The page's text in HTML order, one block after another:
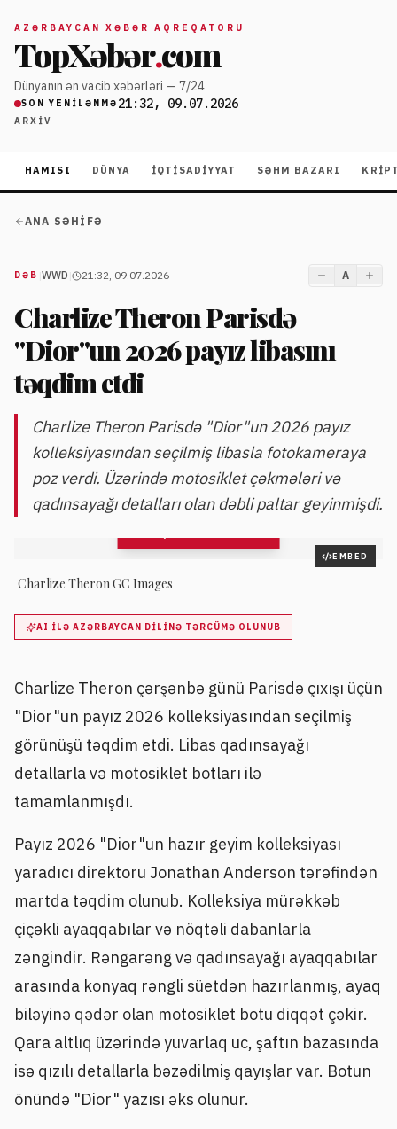
AZƏRBAYCAN XƏBƏR AQREQATORU
TopXəbər.com
Dünyanın ən vacib xəbərləri — 7/24
SON YENILƏNMƏ 21:32, 09.07.2026
ARXIV
HAMISI DÜNYA İQTISADIYYAT SƏHM BAZARI
ANA SƏHIFƏ
DƏB WWD 21:32, 09.07.2026 A
Charlize Theron Parisdə
"Dior"un 2026 payız libasını
təqdim etdi
Charlize Theron Parisdə "Dior"un 2026 payız
kolleksiyasından seçilmiş libasla fotokameraya
poz verdi. Üzərində motosiklet çəkmələri və
qadınsayağı detalları olan dəbli paltar geyinmişdi.
EMBED
Charlize Theron GC Images
AI ILƏ AZƏRBAYCAN DILINƏ TƏRCÜMƏ OLUNUB
Charlize Theron çərşənbə günü Parisdə çıxışı üçün
"Dior"un payız 2026 kolleksiyasından seçilmiş
görünüşü təqdim etdi. Libas qadınsayağı
detallarla və motosiklet botları ilə
tamamlanmışdı.
Payız 2026 "Dior"un hazır geyim kolleksiyası
yaradıcı direktoru Jonathan Anderson tərəfindən
martda təqdim olunub. Kolleksiya mürəkkəb
çiçəkli ayaqqabılar və nöqtəli dabanlarla
zəngindir. Rəngarəng və qadınsayağı ayaqqabılar
arasında konyaq rəngli süetdən hazırlanmış, ayaq
biləyinə qədər olan motosiklet botu diqqət çəkir.
Qara altlıq üzərində yuvarlaq uc, şaftın bazasında
isə qızılı detallarla bəzədilmiş qayışlar var. Botun
önündə "Dior" yazısı əks olunur.